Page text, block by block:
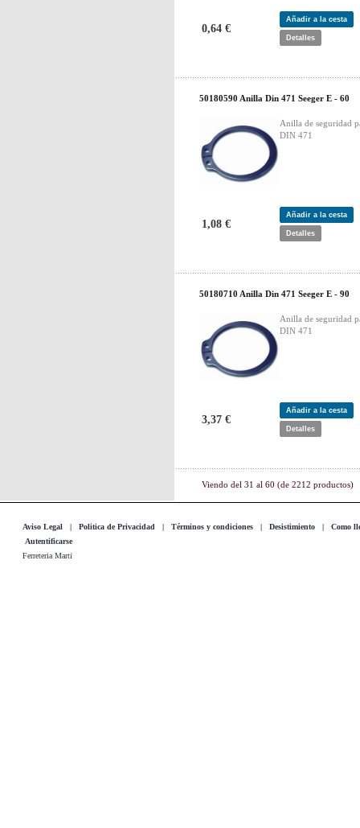
0,64 €
Añadir a la cesta
Detalles
50180590 Anilla Din 471 Seeger E - 60
Anilla de seguridad
DIN 471
1,08 €
Añadir a la cesta
Detalles
50180710 Anilla Din 471 Seeger E - 90
Anilla de seguridad
DIN 471
3,37 €
Añadir a la cesta
Detalles
Viendo del 31 al 60 (de 2212 productos)
Aviso Legal | Politica de Privacidad | Términos y condiciones | Desistimiento | Como
Autentificarse
Ferreteria Marti